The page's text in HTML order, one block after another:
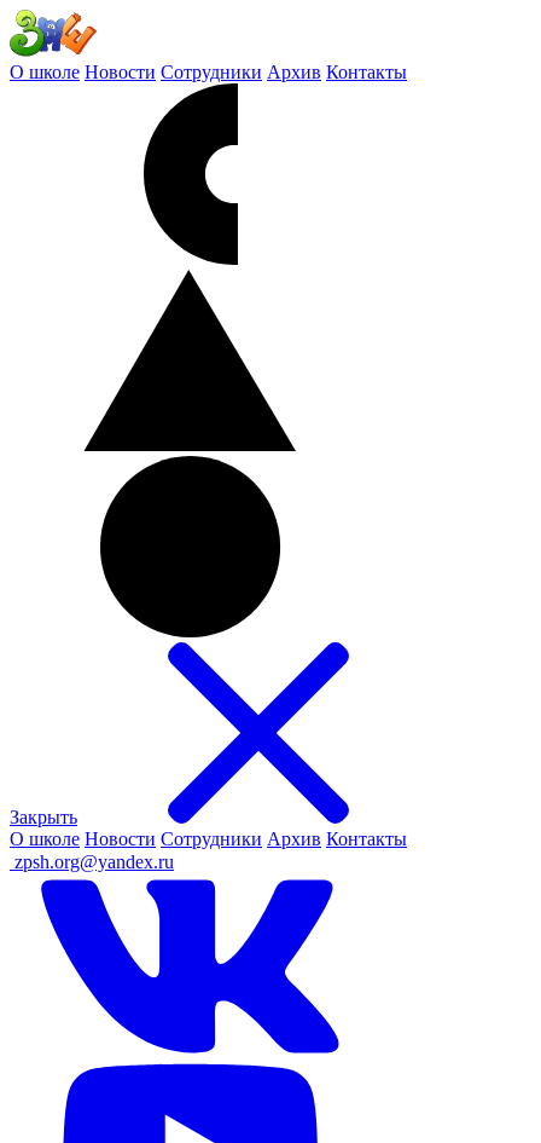
О школе Новости Сотрудники Архив Контакты
Закрыть
О школе Новости Сотрудники Архив Контакты
zpsh.org@yandex.ru